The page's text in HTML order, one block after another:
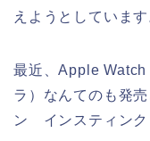
えようとしています
最近、Apple Watch
ラ）なんてのも発
ン インスティンク